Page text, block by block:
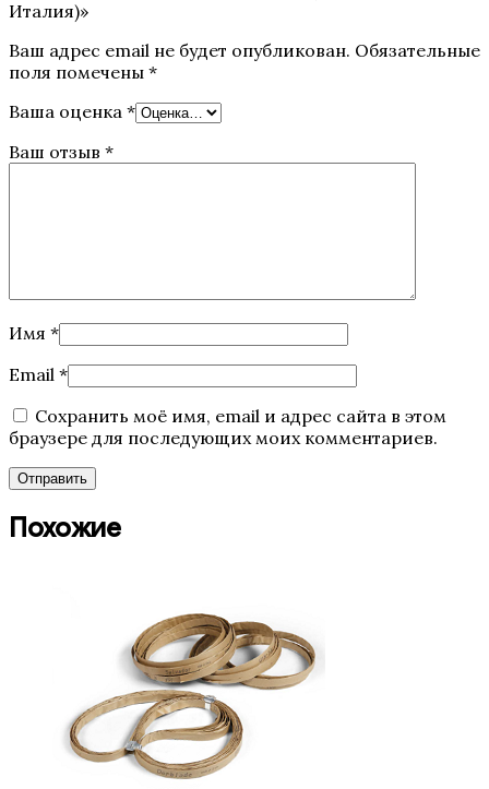
Италия)»
Ваш адрес email не будет опубликован. Обязательные
поля помечены *
Ваша оценка *
Ваш отзыв *
Имя *
Email *
Сохранить моё имя, email и адрес сайта в этом
браузере для последующих моих комментариев.
Похожие